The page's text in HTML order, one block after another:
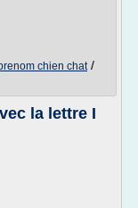
chien chat/
la lettre I